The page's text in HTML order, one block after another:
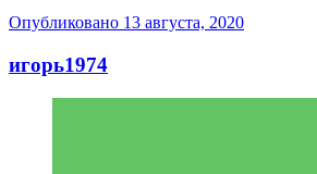
Опубликовано 13 августа, 2020
игорь1974